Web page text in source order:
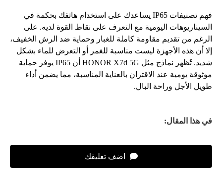
فهم تصنيفات يساعدك على استخدام هاتفك بحكمة في
السيناريوهات اليومية مع التعرف على نقاط القوة لديه. على
الرغم من تقديم مقاومة كاملة للغبار وحماية ضد الرش الخفيف،
إلا أن هذه الأجهزة ليست مناسبة للغمر أو التعرض للماء بشكل
شديد.تُظهر نماذج مثل HONOR X7d 5G أن يوفر حماية
موثوقة يومية عند الاقتران بالعناية المناسبة، مما يضمن أداء
طويل الأجل وراحة البال.
في هذا المقال:
اضف تعليقك